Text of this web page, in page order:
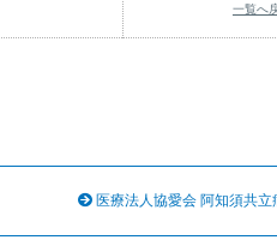
一覧へ
医療法人協愛会 阿知須共